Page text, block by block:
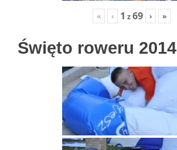
« ‹ 1 z69 › »
Święto roweru 2014